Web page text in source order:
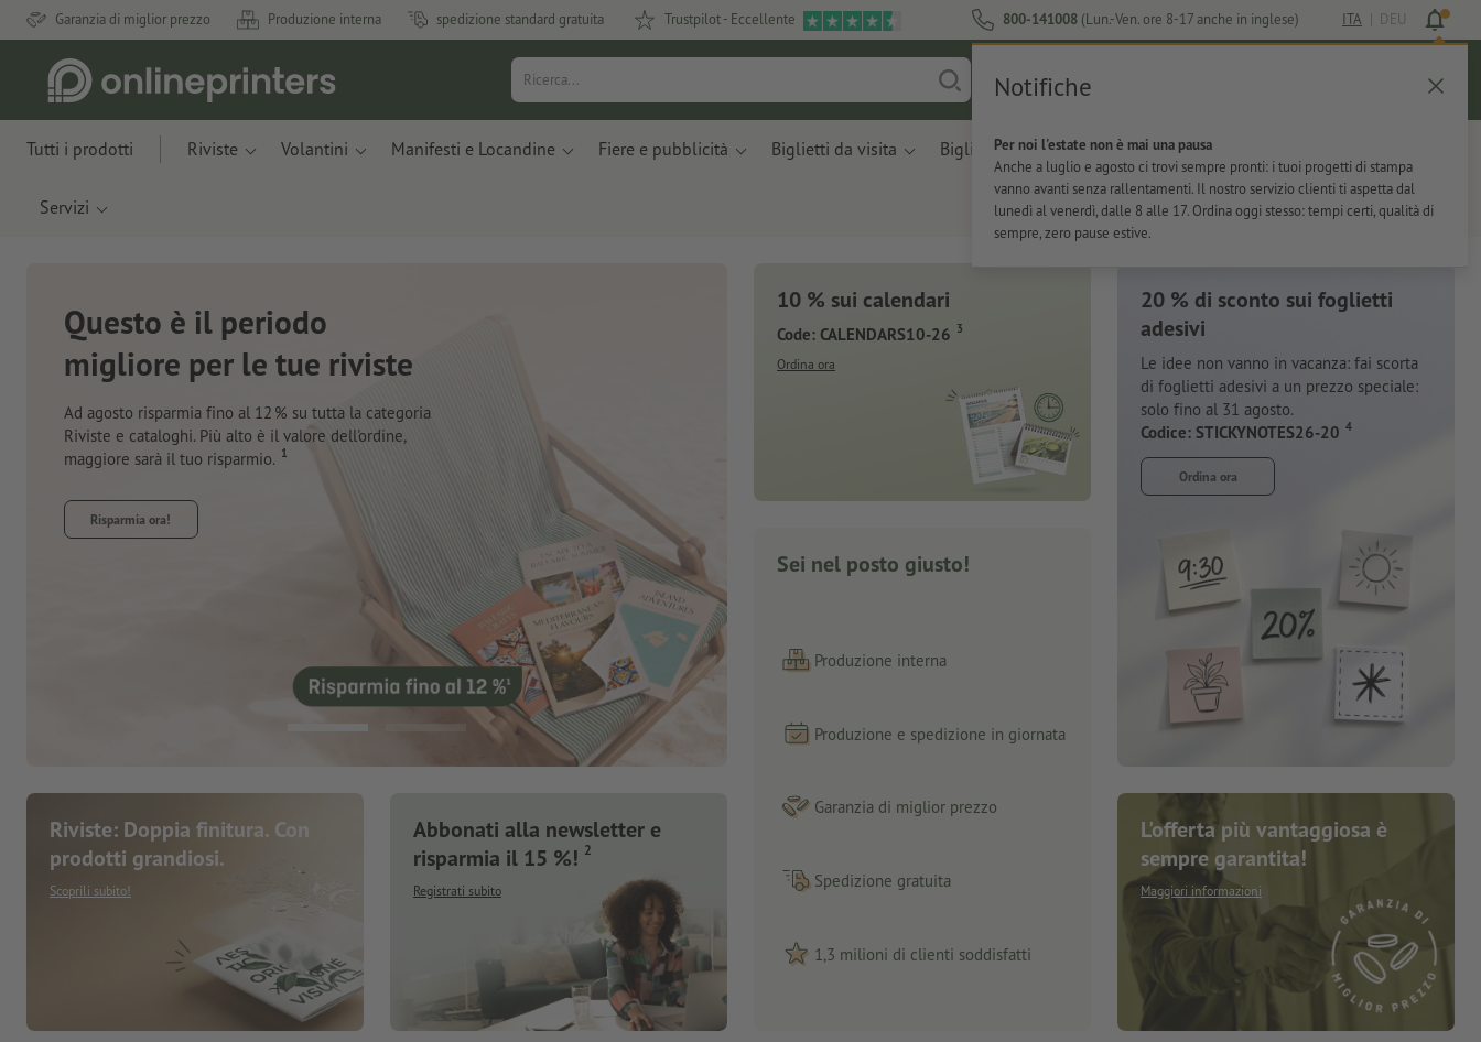
Garanzia di miglior prezzo Produzione interna spedizione standard gratuita Trustpilot - Eccellente 800-141008 (Lun.-Ven. ore 8-17 anche in inglese) ITA | DEU
Notifiche
Per noi l'estate non è mai una pausa
Anche a luglio e agosto ci trovi sempre pronti: i tuoi progetti di stampa
vanno avanti senza rallentamenti. Il nostro servizio clienti ti aspetta dal
lunedì al venerdì, dalle 8 alle 17. Ordina oggi stesso: tempi certi, qualità di
sempre, zero pause estive.
Carrello
Tutti i prodotti Riviste Volantini Manifesti e Locandine Fiere e pubblicità Biglietti da visita Biglietti Per l'ufficio Adesivi
Servizi
Nuovi taccuini
Con materiali innovativi ricavati da scarti di mele e
Ordina ora
Riviste: Doppia finitura. Con
prodotti grandiosi.
Scoprili subito!
Abbonati alla newsletter e
risparmia il 15 %! 2
Registrati subito
10 % sui calendari
Code: CALENDARS10-26 3
Ordina ora
Sei nel posto giusto!
Produzione interna
Produzione e spedizione in giornata
Garanzia di miglior prezzo
Spedizione gratuita
1,3 milioni di clienti soddisfatti
20 % di sconto sui foglietti
adesivi
Le idee non vanno in vacanza: fai scorta
di foglietti adesivi a un prezzo speciale:
solo fino al 31 agosto.
Codice: STICKYNOTES26-20 4
Ordina ora
L'offerta più vantaggiosa è
sempre garantita!
Maggiori informazioni